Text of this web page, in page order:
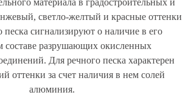
материала в градостроительных и
светло-желтый и красные оттенки
песка сигнализируют о наличие в его
составе разрушающих окисленных
Для речного песка характерен
оттенки за счет наличия в нем солей
алюминия.